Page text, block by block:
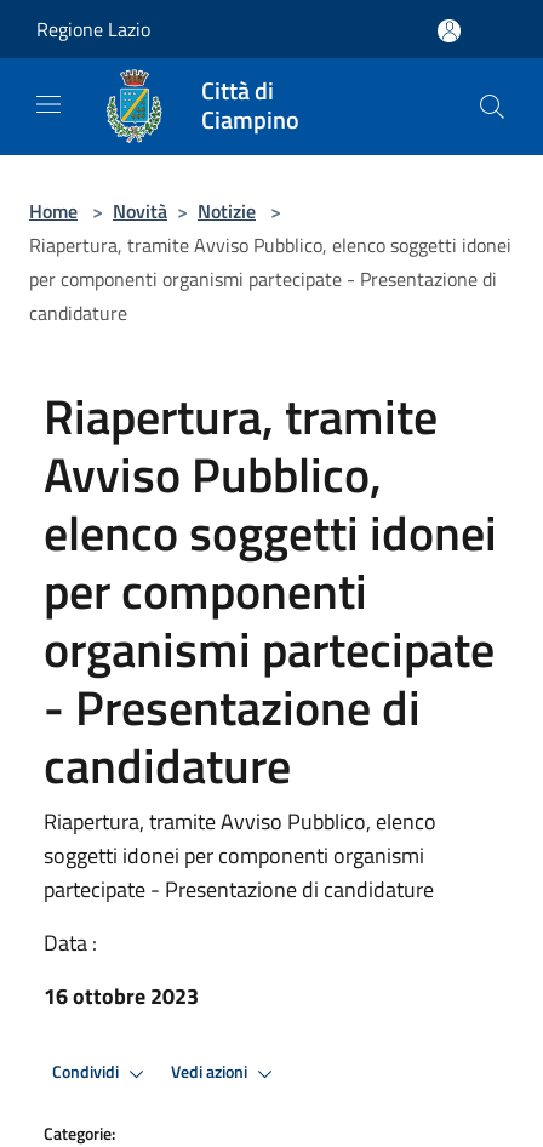
Regione Lazio
Città di
Ciampino
Home > Novità > Notizie >
Riapertura, tramite Avviso Pubblico, elenco soggetti idonei
per componenti organismi partecipate - Presentazione di
candidature
Riapertura, tramite
Avviso Pubblico,
elenco soggetti idonei
per componenti
organismi partecipate
- Presentazione di
candidature
Riapertura, tramite Avviso Pubblico, elenco
soggetti idonei per componenti organismi
partecipate - Presentazione di candidature
Data :
16 ottobre 2023
Condividi Vedi azioni
Categorie: